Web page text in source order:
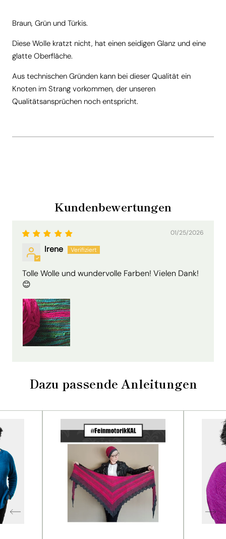
Braun, Grün und Türkis.
Diese Wolle kratzt nicht, hat einen seidigen Glanz und eine
glatte Oberfläche.
Aus technischen Gründen kann bei dieser Qualität ein
Knoten im Strang vorkommen, der unseren
Qualitätsansprüchen noch entspricht.
Kundenbewertungen
01/25/2026
Irene
Tolle Wolle und wundervolle Farben! Vielen Dank!
😊
Dazu passende Anleitungen